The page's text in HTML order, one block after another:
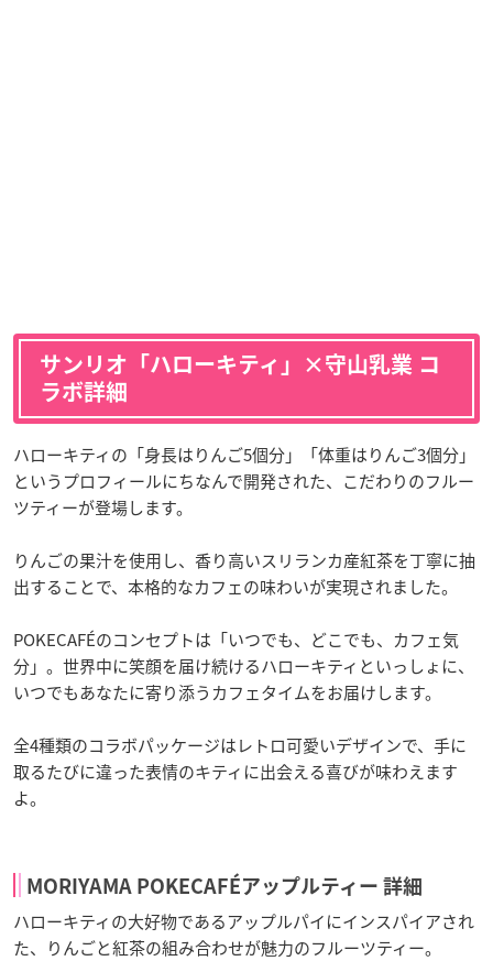
サンリオ「ハローキティ」×守山乳業 コ
ラボ詳細
ハローキティの「身長はりんご5個分」「体重はりんご3個分」
というプロフィールにちなんで開発された、こだわりのフルー
ツティーが登場します。
りんごの果汁を使用し、香り高いスリランカ産紅茶を丁寧に抽
出することで、本格的なカフェの味わいが実現されました。
POKECAFÉのコンセプトは「いつでも、どこでも、カフェ気
分」。世界中に笑顔を届け続けるハローキティといっしょに、
いつでもあなたに寄り添うカフェタイムをお届けします。
全4種類のコラボパッケージはレトロ可愛いデザインで、手に
取るたびに違った表情のキティに出会える喜びが味わえます
よ。
MORIYAMA POKECAFÉアップルティー 詳細
ハローキティの大好物であるアップルパイにインスパイアされ
た、りんごと紅茶の組み合わせが魅力のフルーツティー。